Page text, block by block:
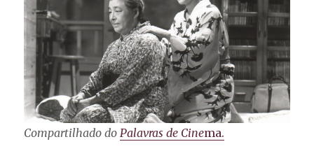
Compartilhado doPalavras de Cinema.